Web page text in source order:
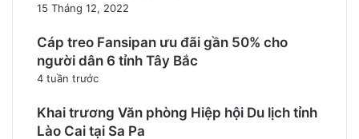
15 Tháng 12, 2022
Cáp treo Fansipan ưu đãi gần 50% cho
người dân 6 tỉnh Tây Bắc
4 tuần trước
Khai trương Văn phòng Hiệp hội Du lịch tỉnh
Lào Cai tại Sa Pa